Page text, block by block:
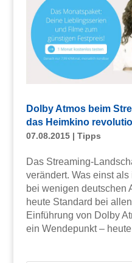
Dolby Atmos beim
das Heimkino
07.08.2015| Tipps
Das Streaming-
verändert. Was einst
bei wenigen deutschen
heute Standard bei
Einführung von Dolby
ein Wendepunkt –